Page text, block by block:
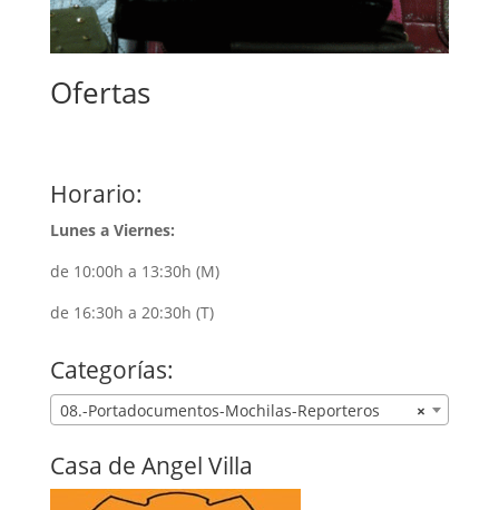
Ofertas
Horario:
Lunes a Viernes:
de 10:00h a 13:30h (M)
de 16:30h a 20:30h (T)
Categorías:
×
08.-Portadocumentos-Mochilas-Reporteros
Casa de Angel Villa